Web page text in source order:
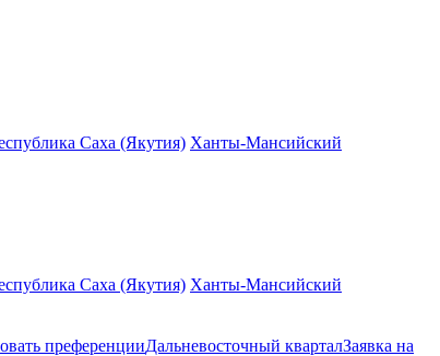
Саха (Якутия) Ханты-Мансийский
Саха (Якутия) Ханты-Мансийский
преференцииДальневосточный кварталЗаявка на